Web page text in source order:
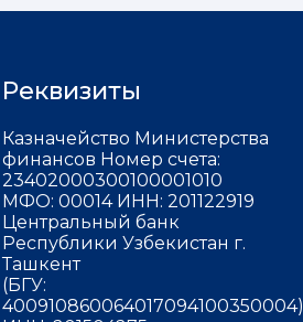
Реквизиты
Казначейство Министерства
финансов Номер счета:
23402000300100001010
МФО: 00014 ИНН: 201122919
Центральный банк
Республики Узбекистан г.
Ташкент
(БГУ:
400910860064017094100350004)